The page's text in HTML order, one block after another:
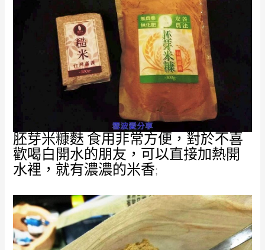
胚芽米糠麩 食用非常方便，對於不喜
歡喝白開水的朋友，可以直接加熱開
水裡，就有濃濃的米香;